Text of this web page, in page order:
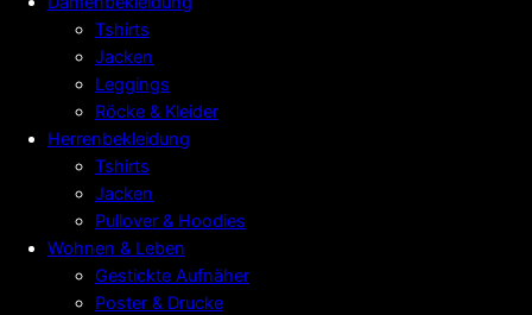
Tshirts
Jacken
Leggings
Röcke & Kleider
Herrenbekleidung
Tshirts
Jacken
Pullover & Hoodies
Wohnen & Leben
Gestickte Aufnäher
Poster & Drucke